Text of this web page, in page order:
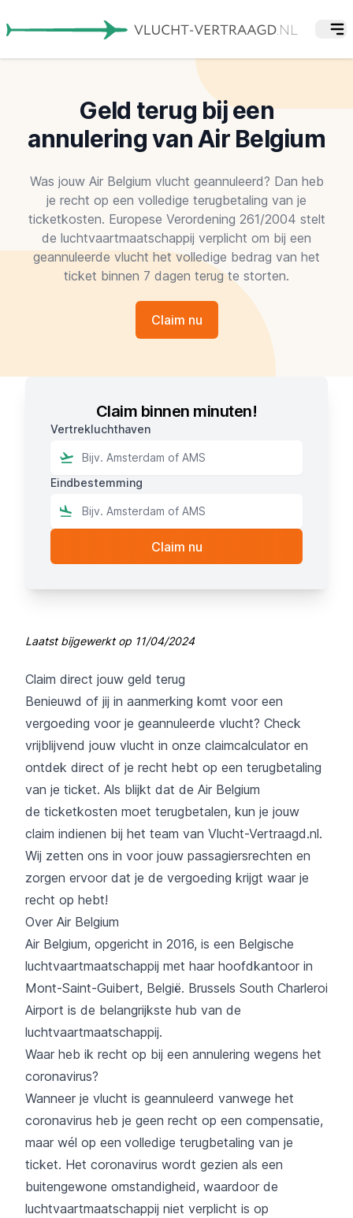
Geld terug bij een
annulering van Air Belgium
Was jouw Air Belgium vlucht geannuleerd? Dan heb
je recht op een volledige terugbetaling van je
ticketkosten. Europese Verordening 261/2004 stelt
de luchtvaartmaatschappij verplicht om bij een
geannuleerde vlucht het volledige bedrag van het
ticket binnen 7 dagen terug te storten.
Claim nu
Claim binnen minuten!
Vertrekluchthaven
Eindbestemming
Laatst bijgewerkt op 11/04/2024
Claim direct jouw geld terug
Benieuwd of jij in aanmerking komt voor een
vergoeding voor je geannuleerde vlucht? Check
vrijblijvend jouw vlucht in onze claimcalculator en
ontdek direct of je recht hebt op een terugbetaling
van je ticket. Als blijkt dat de Air Belgium
de ticketkosten moet terugbetalen, kun je jouw
claim indienen bij het team van Vlucht-Vertraagd.nl.
Wij zetten ons in voor jouw passagiersrechten en
zorgen ervoor dat je de vergoeding krijgt waar je
recht op hebt!
Over Air Belgium
Air Belgium, opgericht in 2016, is een Belgische
luchtvaartmaatschappij met haar hoofdkantoor in
Mont-Saint-Guibert, België. Brussels South Charleroi
Airport is de belangrijkste hub van de
luchtvaartmaatschappij.
Waar heb ik recht op bij een annulering wegens het
coronavirus?
Wanneer je vlucht is geannuleerd vanwege het
coronavirus heb je geen recht op een compensatie,
maar wél op een volledige terugbetaling van je
ticket. Het coronavirus wordt gezien als een
buitengewone omstandigheid, waardoor de
luchtvaartmaatschappij niet verplicht is op